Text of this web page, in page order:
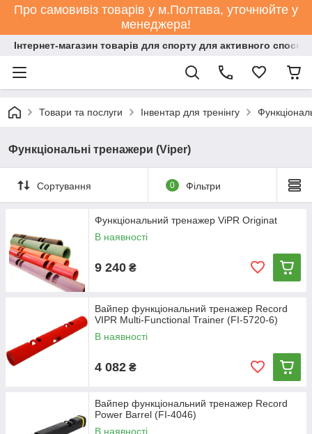
Про самовивіз товарів у м.Полтава, уточнюйте у
менеджера!
Інтернет-магазин товарів для спорту для активного
Товари та послуги Інвентар для тренінгу
Функціональні тренажери (Viper)
Сортування 0 Фільтри
Функціональний тренажер ViPR Originat
В наявності
9 240 ₴
Вайпер функціональний тренажер Record
VIPR Multi-Functional Trainer (FI-5720-6)
В наявності
4 082 ₴
Вайпер функціональний тренажер Record
Power Barrel (FI-4046)
В наявності